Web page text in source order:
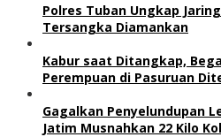
Polres Tuban Ungkap
Tersangka Diamankan
Kabur saat Ditangkap,
Perempuan di Pasuruan
Gagalkan Penyelundupan
Jatim Musnahkan 22 Kilo